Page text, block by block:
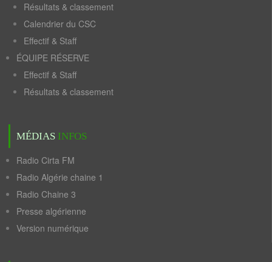
Résultats & classement
Calendrier du CSC
Effectif & Staff
ÉQUIPE RÉSERVE
Effectif & Staff
Résultats & classement
MÉDIAS INFOS
Radio Cirta FM
Radio Algérie chaine 1
Radio Chaine 3
Presse algérienne
Version numérique